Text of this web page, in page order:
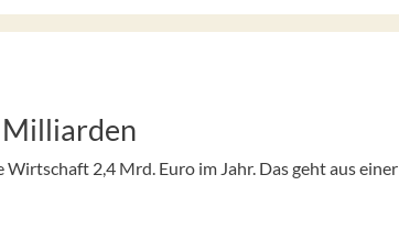
Milliarden
2,4 Mrd. Euro im Jahr. Das geht aus einer